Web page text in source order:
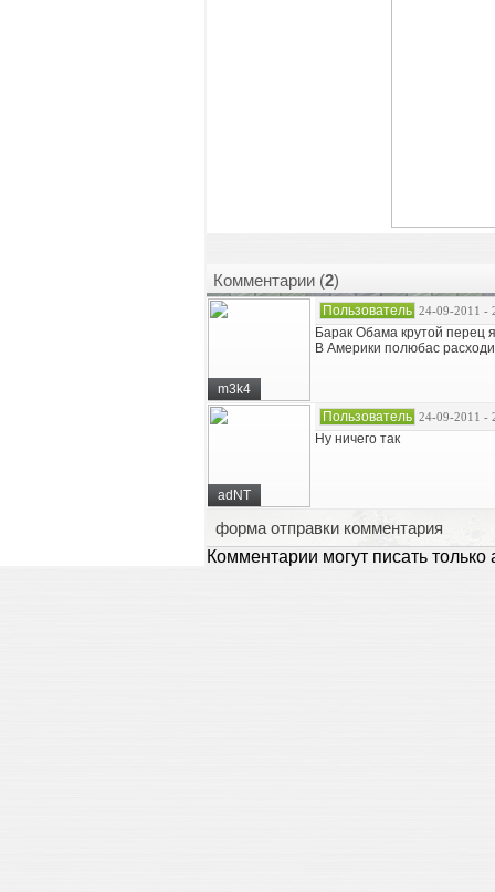
Комментарии (2)
m3k4
Пользователь 24-09-2011 -
Барак Обама крутой перец
В Америки полюбас
adNT
Пользователь 24-09-2011 -
Ну ничего так
форма отправки комментария
Комментарии могут писать